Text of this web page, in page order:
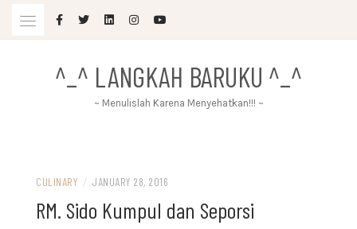
^_^ LANGKAH BARUKU ^_^
~ Menulislah Karena Menyehatkan!!! ~
CULINARY / JANUARY 28, 2016
RM. Sido Kumpul dan Seporsi